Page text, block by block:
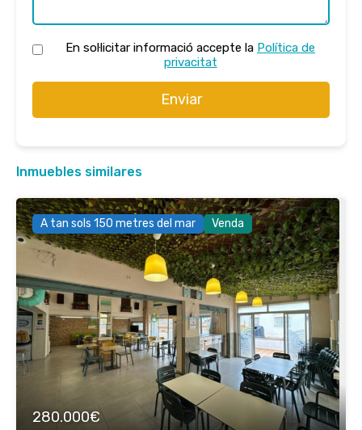
En sol·licitar informació accepte la Política de
privacitat
Enviar
Inmuebles similares
A tan sols 150 metres del mar Venda
280.000€